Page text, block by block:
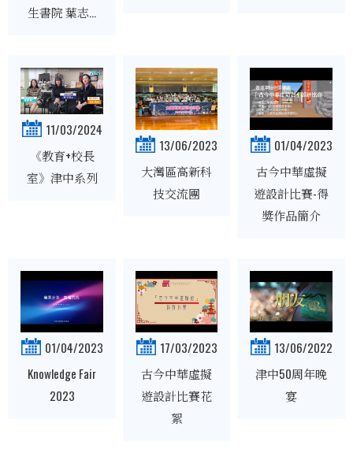
生書院 葉志...
11/03/2024
《教育+校長
室》津中系列
13/06/2023
大灣區高新科
技交流團
01/04/2023
古今中華虛擬
遊設計比賽-得
獎作品簡介
01/04/2023
Knowledge Fair
2023
17/03/2023
古今中華虛擬
遊設計比賽花
絮
13/06/2022
津中50周年晚
宴